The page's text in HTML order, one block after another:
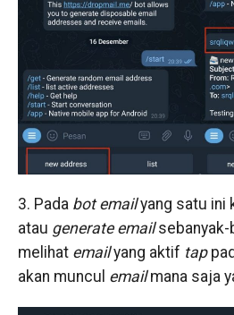
3. Pada bot emailyang satu ini
atau generate emailsebanyak-
melihat emailyang aktif tap
akan muncul emailmana saja